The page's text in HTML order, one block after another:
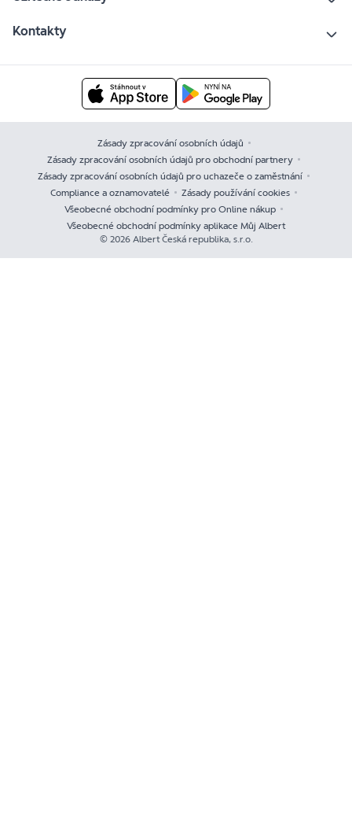
Kontakty
Zásady zpracování osobních údajů
Zásady zpracování osobních údajů pro obchodní partnery
Zásady zpracování osobních údajů pro uchazeče o zaměstnání
Compliance a oznamovatelé
Zásady používání cookies
Všeobecné obchodní podmínky pro Online nákup
Všeobecné obchodní podmínky aplikace Můj Albert
© 2026 Albert Česká republika, s.r.o.